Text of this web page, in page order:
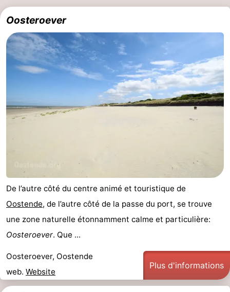
Terrains
de
golf
-
Surfen
-
Equitation
Boire
manger
Pratiques
Forum
-
Stationnement
-
Tram
du
littoral
Adresses
Médicales
Région
Flandre-
Oosteroever
De l’autre côté du centre animé et touristique de
Oostende, de l’autre côté de la passe du port, se trouve
une zone naturelle étonnamment calme et particulière:
Oosteroever. Que ...
Oosteroever, Oostende
web. Website
Plus d'informations